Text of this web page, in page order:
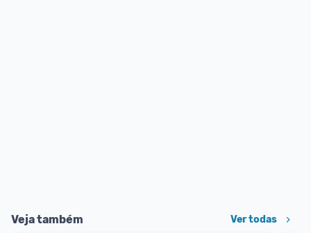
Veja também Ver todas